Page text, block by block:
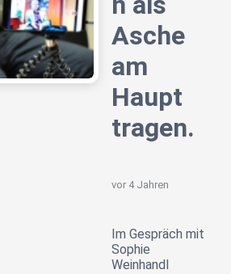
Asche
am
Haupt
tragen.
vor 4 Jahren
Im Gespräch mit
Sophie
Weinhandl